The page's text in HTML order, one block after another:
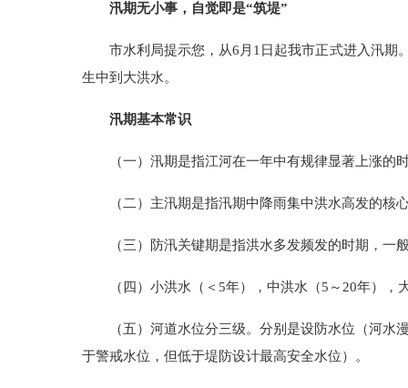
汛期无小事，自觉即是“筑堤”
市水利局提示您，从6月1日起我市正式进入汛期
生中到大洪水。
汛期基本常识
（一）汛期是指江河在一年中有规律显著上涨的
（二）主汛期是指汛期中降雨集中洪水高发的核
（三）防汛关键期是指洪水多发频发的时期，一
（四）小洪水（＜5年），中洪水（5～20年）
（五）河道水位分三级。分别是设防水位（河
于警戒水位，但低于堤防设计最高安全水位）。